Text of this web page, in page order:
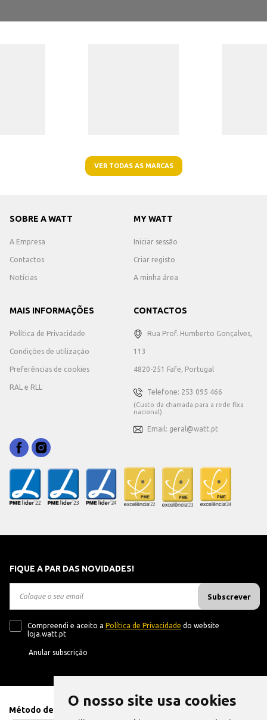
O nosso site usa cookies
VER TODAS AS MARCAS
SOBRE A WATT
A Empresa
Contactos
Notícias
MY WATT
Iniciar sessão
Criar registo
A minha área
MAIS INFORMAÇÕES
Política de Privacidade
Condições de utilização
Preferências de cookies
RAL e RLL
CONTACTOS
Rua Prof. Humberto Gonçalves,
113
4820-251 Fafe, Portugal
Telefone: 253 095 466
(Custo da chamada para a rede fixa
nacional)
Email: geral@watt.pt
FIQUE A PAR DAS NOVIDADES!
Subscrever
Compreendi e aceito a Política de Privacidade do website
loja.watt.pt
Anular subscrição
Método de Pagamento